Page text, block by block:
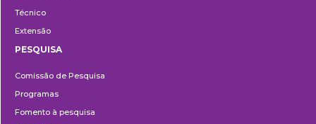
Técnico
Extensão
PESQUISA
Comissão de Pesquisa
Programas
Fomento à pesquisa